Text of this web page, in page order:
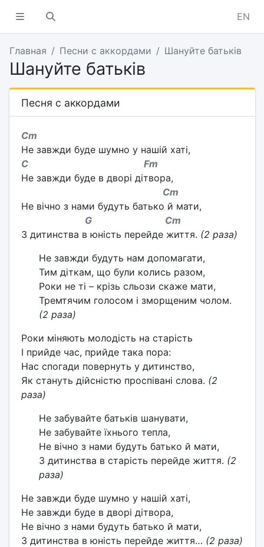
EN
Главная Песни с аккордами Шануйте батьків
Шануйте батьків
Песня с аккордами
Cm
Не завжди буде шумно у нашій хаті,
C Fm
Не завжди буде в дворі дітвора,
Cm
Не вічно з нами будуть батько й мати,
G Cm
З дитинства в юність перейде життя. (2 раза)
Не завжди будуть нам допомагати,
Тим діткам, що були колись разом,
Роки не ті – крізь сльози скаже мати,
Тремтячим голосом і зморщеним чолом.
(2 раза)
Роки міняють молодість на старість
І прийде час, прийде така пора:
Нас спогади повернуть у дитинство,
Як стануть дійсністю проспівані слова. (2
раза)
Не забувайте батьків шанувати,
Не забувайте їхнього тепла,
Не вічно з нами будуть батько й мати,
З дитинства в старість перейде життя. (2
раза)
Не завжди буде шумно у нашій хаті,
Не завжди буде в дворі дітвора,
Не вічно з нами будуть батько й мати,
З дитинства в юність перейде життя… (2 раза)